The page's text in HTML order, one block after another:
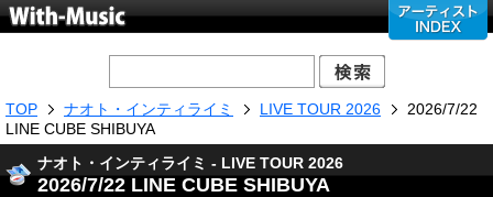
TOP ナオト・インティライミ LIVE TOUR 2026
2026/7/22
LINE CUBE SHIBUYA
ナオト・インティライミ - LIVE TOUR 2026
2026/7/22 LINE CUBE SHIBUYA